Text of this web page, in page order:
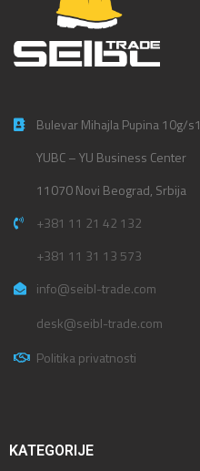
Bulevar Mihajla Pupina 10g/s1
YUBC – YU Business Center
11070 Novi Beograd, Srbija
+381 11 21 42 132
+381 11 31 13 573
info@seibl-trade.com
desk@seibl-trade.com
Politika privatnosti
KATEGORIJE